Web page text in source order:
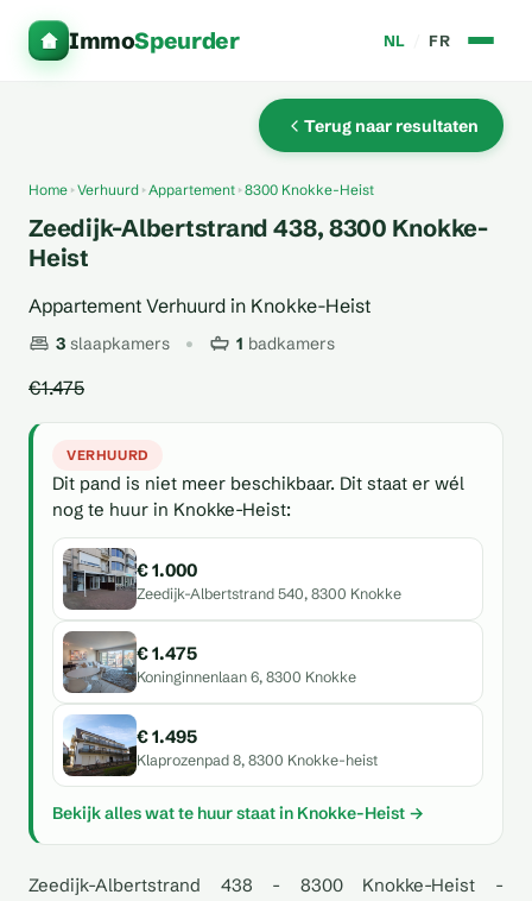
ImmoSpeurder NL FR
Terug naar resultaten
Home Verhuurd Appartement 8300 Knokke-Heist
Zeedijk-Albertstrand 438, 8300 Knokke-
Heist
Appartement Verhuurd in Knokke-Heist
3 slaapkamers 1 badkamers
€1.475
VERHUURD
Dit pand is niet meer beschikbaar. Dit staat er wél
nog te huur in Knokke-Heist:
€ 1.000
Zeedijk-Albertstrand 540, 8300 Knokke
€ 1.475
Koninginnenlaan 6, 8300 Knokke
€ 1.495
Klaprozenpad 8, 8300 Knokke-heist
Bekijk alles wat te huur staat in Knokke-Heist →
Zeedijk-Albertstrand 438 - 8300 Knokke-Heist -